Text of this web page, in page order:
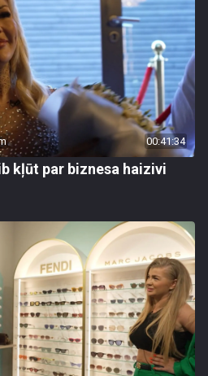
00:41:34
kļūt par biznesa haizivi